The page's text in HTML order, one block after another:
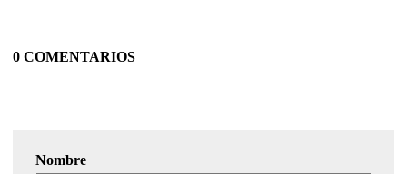
0 COMENTARIOS
Nombre